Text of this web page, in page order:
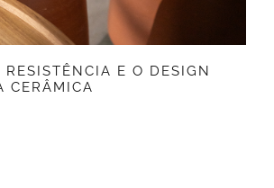
RESISTÊNCIA E O DESIGN
CERÂMICA